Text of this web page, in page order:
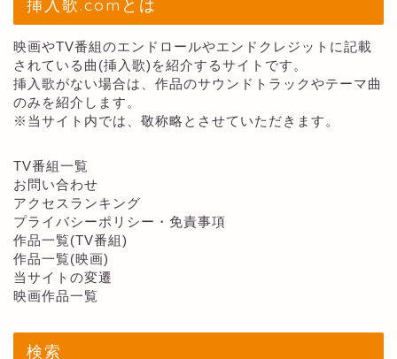
挿入歌.comとは
映画やTV番組のエンドロールやエンドクレジットに記載
されている曲(挿入歌)を紹介するサイトです。
挿入歌がない場合は、作品のサウンドトラックやテーマ曲
のみを紹介します。
※当サイト内では、敬称略とさせていただきます。
TV番組一覧
お問い合わせ
アクセスランキング
プライバシーポリシー・免責事項
作品一覧(TV番組)
作品一覧(映画)
当サイトの変遷
映画作品一覧
検索